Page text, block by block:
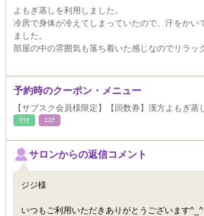
よもぎ蒸しを利用しました。
冷房で身体が冷えてしまっていたので、汗をかい
ました。
部屋の中の雰囲気も落ち着いた感じなのでリラッ
予約時のクーポン・メニュー
【サブスク会員様限定】【回数券】漢方よもぎ蒸
ﾘﾗｸ ｴｽﾃ
サロンからの返信コメント
ジジ様
いつもご利用いただきありがとうございます^_^